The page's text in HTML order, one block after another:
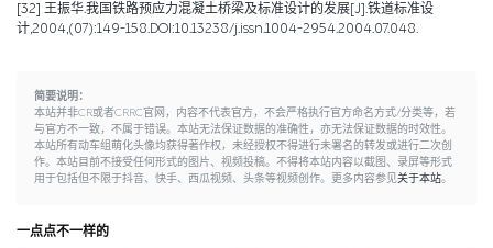
[32] 王振华.我国铁路预应力混凝土桥梁及标准设计的发展[J].铁道标准设
计,2004,(07):149-158.DOI:10.13238/j.issn.1004-2954.2004.07.048.
简要说明：
本站并非CR或者CRRC官网，内容不代表官方，不会严格执行官方命名方式/分类等，若
与官方不一致，不属于错误。本站无法保证数据的准确性，亦无法保证数据的时效性。
本站所有动车组萌化头像均获得著作权，未经授权不得进行未署名的转发或进行二次创
作。本站目前不接受任何形式的图片、视频投稿。不得将本站内容以截图、录屏等形式
用于包括但不限于抖音、快手、西瓜视频、头条等视频创作。更多内容参见关于本站。
一点点不一样的